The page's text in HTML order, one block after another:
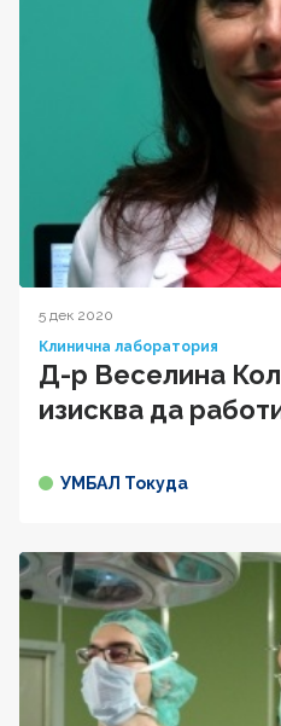
5 дек 2020
Клинична лаборатория
Д-р Веселина
изисква да
УМБАЛ Токуда